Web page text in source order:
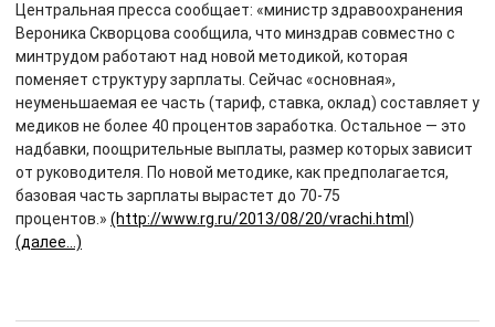
Центральная пресса сообщает: «министр здравоохранения
Вероника Скворцова сообщила, что минздрав совместно с
минтрудом работают над новой методикой, которая
поменяет структуру зарплаты. Сейчас «основная»,
неуменьшаемая ее часть (тариф, ставка, оклад) составляет у
медиков не более 40 процентов заработка. Остальное — это
надбавки, поощрительные выплаты, размер которых зависит
от руководителя. По новой методике, как предполагается,
базовая часть зарплаты вырастет до 70-75
процентов.» (http://www.rg.ru/2013/08/20/vrachi.html )
(далее…)